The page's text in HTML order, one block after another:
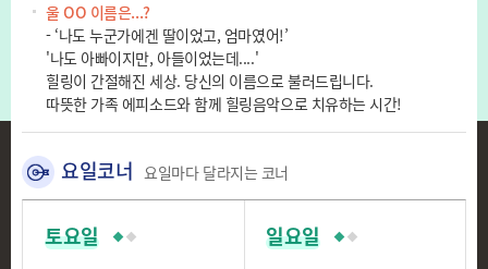
울 OO 이름은...?
- ‘나도 누군가에겐 딸이었고, 엄마였어!’
'나도 아빠이지만, 아들이었는데....'
힐링이 간절해진 세상. 당신의 이름으로 불러드립니다.
따뜻한 가족 에피소드와 함께 힐링음악으로 치유하는 시간!
요일코너 요일마다 달라지는 코너
토요일 일요일